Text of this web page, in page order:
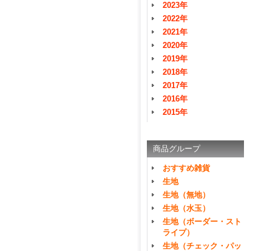
2023年
2022年
2021年
2020年
2019年
2018年
2017年
2016年
2015年
商品グループ
おすすめ雑貨
生地
生地（無地）
生地（水玉）
生地（ボーダー・スト
ライプ）
生地（チェック・パッ